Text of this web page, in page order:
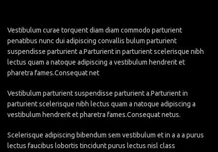
Vestibulum curae torquent diam diam commodo parturient
penatibus nunc dui adipiscing convallis bulum parturient
suspendisse parturient a.Parturient in parturient scelerisque nibh
lectus quam a natoque adipiscing a vestibulum hendrerit et
pharetra fames.Consequat net
Vestibulum parturient suspendisse parturient a.Parturient in
parturient scelerisque nibh lectus quam a natoque adipiscing a
vestibulum hendrerit et pharetra fames.Consequat netus.
Scelerisque adipiscing bibendum sem vestibulum et in a a a purus
lectus faucibus lobortis tincidunt purus lectus nisl class